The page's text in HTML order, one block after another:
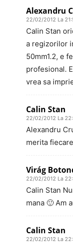
Alexandru
22/02/2012 La
Calin Stan
a regizorilor
50mm1.2, e
profesional.
vrea sa
Calin Stan
22/02/2012 La
Alexandru
merita
Virág
22/02/2012 La
Calin Stan
mana 🙂 Am
Calin Stan
22/02/2012 La